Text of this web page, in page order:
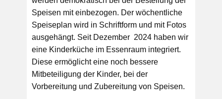
Speisen mit einbezogen. Der wöchentliche
Speiseplan wird in Schriftform und mit Fotos
ausgehängt. Seit Dezember 2024 haben wir
eine Kinderküche im Essenraum integriert.
Diese ermöglicht eine noch bessere
Mitbeteiligung der Kinder, bei der
Vorbereitung und Zubereitung von Speisen.